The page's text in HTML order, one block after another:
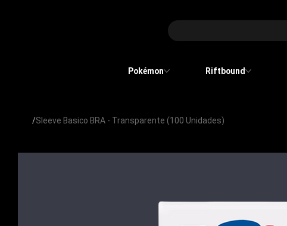
Pokémon Riftbound
/Sleeve Basico BRA - Transparente (100 Unidades)